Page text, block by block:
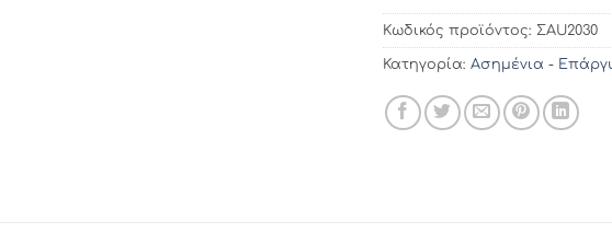
Κωδικός προϊόντος: ΣAU2030
Κατηγορία: Ασημένια -